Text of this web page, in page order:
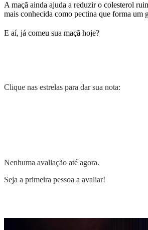
A maçã ainda ajuda a reduzir o colesterol
mais conhecida como pectina que forma um
E aí, já comeu sua maçã hoje?
Clique nas estrelas para dar sua nota:
Nenhuma avaliação até agora.
Seja a primeira pessoa a avaliar!